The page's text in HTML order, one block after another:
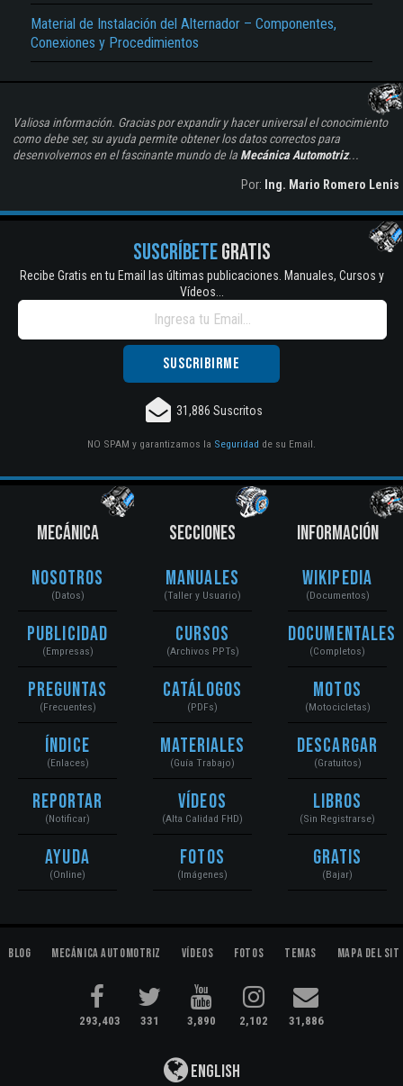
Material de Instalación del Alternador – Componentes,
Conexiones y Procedimientos
Valiosa información. Gracias por expandir y hacer universal el conocimiento
como debe ser, su ayuda permite obtener los datos correctos para
desenvolvernos en el fascinante mundo de la Mecánica Automotriz...
Por: Ing. Mario Romero Lenis
SUSCRÍBETEGRATIS
Recibe Gratis en tu Email las últimas publicaciones. Manuales, Cursos y
Vídeos...
31,886 Suscritos
NO SPAM y garantizamos la Seguridad de su Email.
MECÁNICA
Nosotros
(Datos)
Publicidad
(Empresas)
Preguntas
(Frecuentes)
Índice
(Enlaces)
Reportar
(Notificar)
Ayuda
(Online)
SECCIONES
Manuales
(Taller y Usuario)
Cursos
(Archivos PPTs)
Catálogos
(PDFs)
Materiales
(Guía Trabajo)
Vídeos
(Alta Calidad FHD)
Fotos
(Imágenes)
INFORMACIÓN
Wikipedia
(Documentos)
Documentales
(Completos)
Motos
(Motocicletas)
Descargar
(Gratuitos)
Libros
(Sin Registrarse)
Gratis
(Bajar)
Blog Mecánica Automotriz Vídeos Fotos Temas Mapa del
293,403 331 3,890 2,102 31,886
English